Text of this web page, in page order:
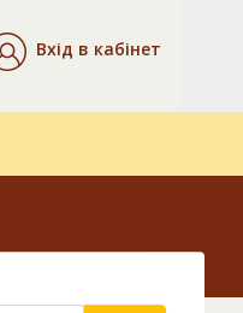
Вхід в кабінет